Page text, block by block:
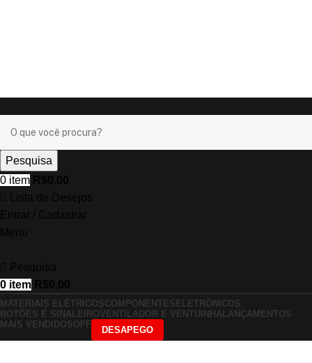
Pesquisa
0 item
0 item
MATERIAIS ELÉTRICOSCOMPONENTES ELETRÔNICOS
BOTÕES E SINALEIROVENTILADOR E VENTUINHA LANÇAMENTOS
MAIS VENDIDOSOFF
DESAPEGO